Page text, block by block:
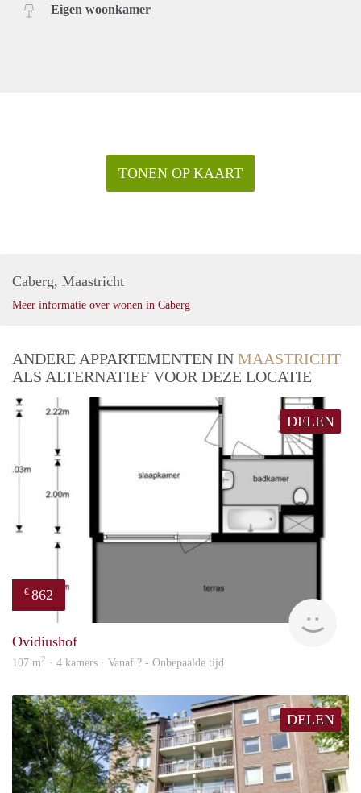
Eigen woonkamer
TONEN OP KAART
Caberg, Maastricht
Meer informatie over wonen in Caberg
ANDERE APPARTEMENTEN IN MAASTRICHT
ALS ALTERNATIEF VOOR DEZE LOCATIE
DELEN
€ 862
Ovidiushof
107 m2 · 4 kamers · Vanaf ? - Onbepaalde tijd
DELEN